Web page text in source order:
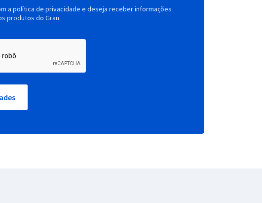
a política de privacidade e deseja receber informações
produtos do Gran.